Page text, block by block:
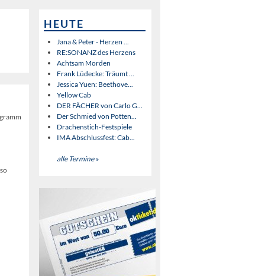
HEUTE
Jana & Peter - Herzen ...
RE:SONANZ des Herzens
Achtsam Morden
Frank Lüdecke: Träumt ...
Jessica Yuen: Beethove...
Yellow Cab
DER FÄCHER von Carlo G...
Der Schmied von Potten...
Drachenstich-Festspiele
IMA Abschlussfest: Cab...
alle Termine »